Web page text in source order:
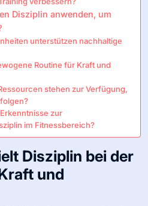
Disziplin anwenden, um
unterstützen nachhaltige
Routine für Kraft und
stehen zur Verfügung,
zur
im Fitnessbereich?
Disziplin bei der
und